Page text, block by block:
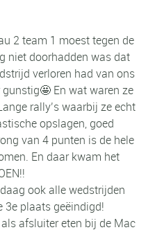
2 team 1 moest tegen de
niet doorhadden was dat
verloren had van ons
En wat waren ze
rally’s waarbij ze echt
opslagen, goed
van 4 punten is de hele
En daar kwam het
ook alle wedstrijden
3e plaats geëindigd!
afsluiter eten bij de Mac